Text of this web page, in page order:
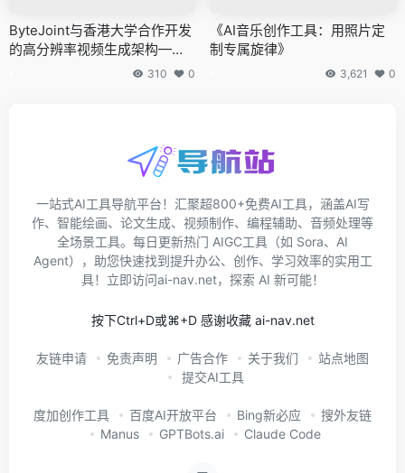
ByteJoint与香港大学合作开发
的高分辨率视频生成架构——F
310 0
《AI音乐创作工具：用照片定
制专属旋律》
3,621 0
一站式AI工具导航平台！汇聚超800+免费AI工具，涵盖AI写
作、智能绘画、论文生成、视频制作、编程辅助、音频处理等
全场景工具。每日更新热门 AIGC工具（如 Sora、AI
Agent），助您快速找到提升办公、创作、学习效率的实用工
具！立即访问ai-nav.net，探索 AI 新可能！
按下Ctrl+D或⌘+D 感谢收藏 ai-nav.net
友链申请 免责声明 广告合作 关于我们
站点地图
提交AI工具
度加创作工具 百度AI开放平台 Bing新必应
搜外友链
Manus
GPTBots.ai Claude Code